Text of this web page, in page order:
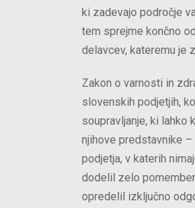
ki zadevajo področje
tem sprejme končno
delavcev, kateremu je
Zakon o varnosti in
slovenskih podjetjih,
soupravljanje, ki lahko
njihove predstavnike
podjetja, v katerih
dodelil zelo
opredelil izključno